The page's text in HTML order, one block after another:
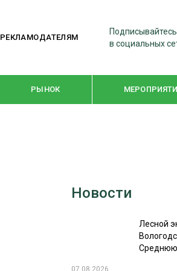
РЕКЛАМОДАТЕЛЯМ
Подписывайтесь
в социальных
РЫНОК
WOODEX-2021
СУШКА ДРЕВЕСИНЫ
Новости
Лесной
Среднюю
07.08.2026